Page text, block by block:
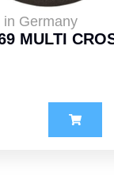
in Germany
MULTI